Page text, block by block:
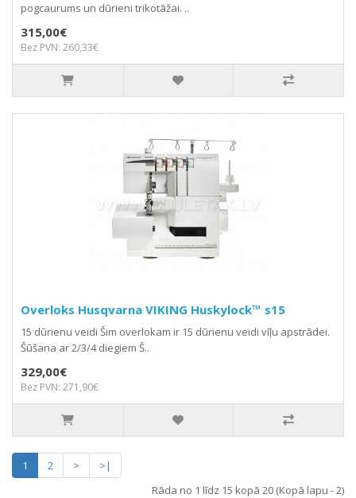
pogcaurums un dūrieni trikotāžai. ..
315,00€
Bez PVN: 260,33€
Overloks Husqvarna VIKING Huskylock™ s15
15 dūrienu veidi Šim overlokam ir 15 dūrienu veidi vīļu apstrādei.
Šūšana ar 2/3/4 diegiem Š..
329,00€
Bez PVN: 271,90€
1 2 >
>|
Rāda no 1 līdz 15 kopā 20 (Kopā lapu - 2)